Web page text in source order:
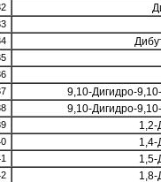
9,10-Дигидро-
9,10-Дигидро-
1,2-
1,4-
1,5-
1,8-